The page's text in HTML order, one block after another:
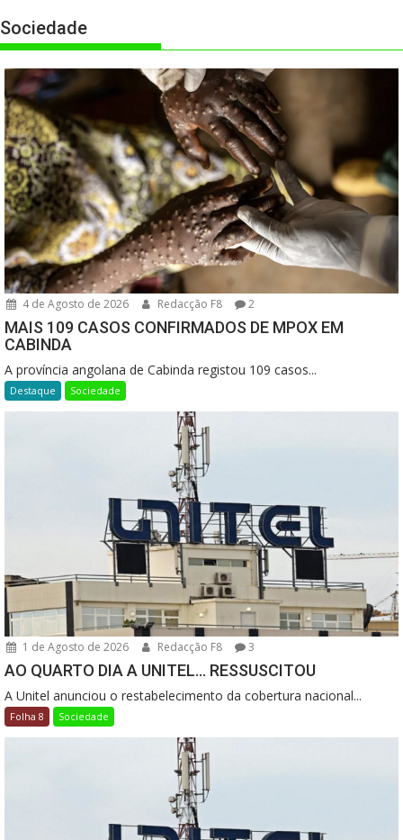
Sociedade
4 de Agosto de 2026 Redacção F8 2
MAIS 109 CASOS CONFIRMADOS DE MPOX EM
CABINDA
A província angolana de Cabinda registou 109 casos...
Destaque Sociedade
1 de Agosto de 2026 Redacção F8 3
AO QUARTO DIA A UNITEL… RESSUSCITOU
A Unitel anunciou o restabelecimento da cobertura nacional...
Folha 8 Sociedade